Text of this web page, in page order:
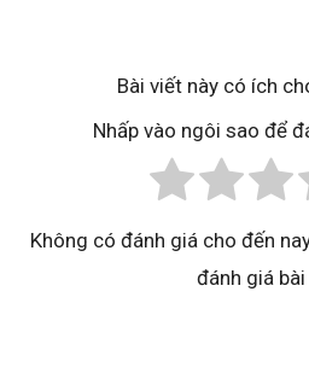
Bài viết này có ích
Nhấp vào ngôi sao để
Không có đánh giá cho đến
đánh giá bài